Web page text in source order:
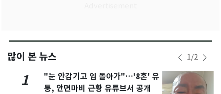
많이 본 뉴스 1/2
1
"눈 안감기고 입 돌아가"…'8혼' 유
퉁, 안면마비 근황 유튜브서 공개